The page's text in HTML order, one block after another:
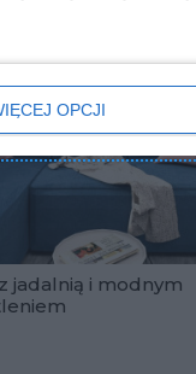
OPCJI
jadalnią i modnym